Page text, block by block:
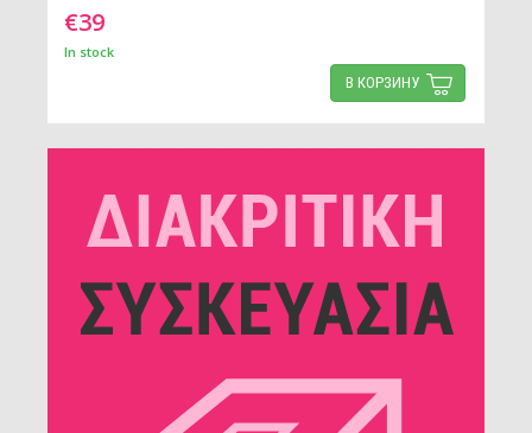
€39
In stock
В КОРЗИНУ